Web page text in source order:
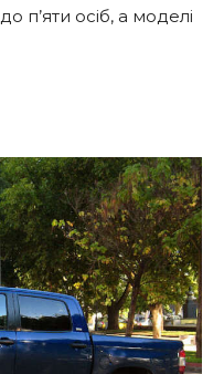
п’яти осіб, а моделі